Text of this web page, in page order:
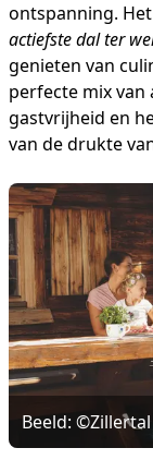
ontspanning.
actiefste dal ter
genieten van
perfecte mix
gastvrijheid en
van de drukte
Beeld: